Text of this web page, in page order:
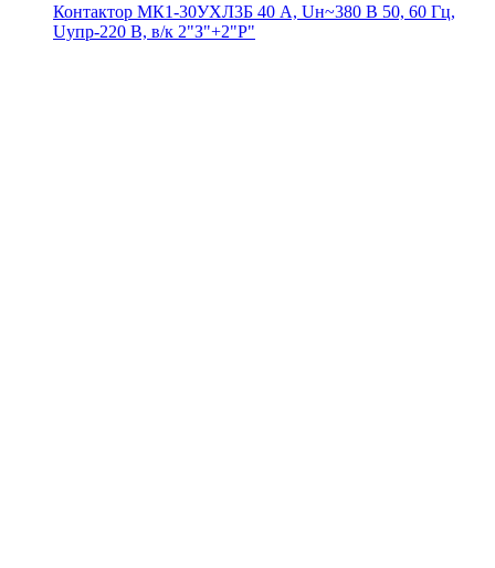
Контактор МК1-30УХЛ3Б 40 А, Uн~380 В 50, 60 Гц,
Uупр-220 В, в/к 2"З"+2"Р"